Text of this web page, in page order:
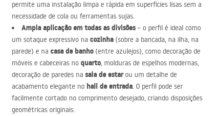
permite uma instalação limpa e rápida em superfícies lisas sem a
necessidade de cola ou ferramentas sujas.
Ampla aplicação em todas as divisões– o perfil é ideal como
um sotaque expressivo na cozinha (sobre a bancada, na ilha, na
parede) e na casa de banho(entre azulejos), como decoração de
móveis e cabeceiras no quarto, molduras de espelhos modernas,
decoração de paredes na sala de estarou um detalhe de
acabamento elegante no hall de entrada. O perfil pode ser
facilmente cortado no comprimento desejado, criando disposições
geométricas originais.